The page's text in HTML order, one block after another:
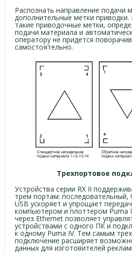
Распознать направление подачи
дополнительные метки приводки.
такие приводочные метки,
подачи материала и
оператору не придется
самостоятельно.
Трехпортовое
Устройства серии RX II
трем портам: последовательный,
USB ускоряет и упрощает
компьютером и плоттером Puma
через Ethernet позволяет
устройствами с одного ПК и
к одному Puma IV. Тем самым
подключение расширяет
данных для изготовителей